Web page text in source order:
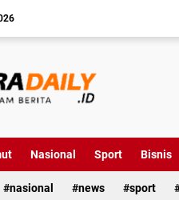
Nasional Sport Bisnis
nasional news sport